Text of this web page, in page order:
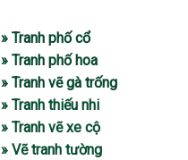
» Tranh phố cổ
» Tranh phố hoa
» Tranh vẽ gà trống
» Tranh thiếu nhi
» Tranh vẽ xe cộ
» Vẽ tranh tường